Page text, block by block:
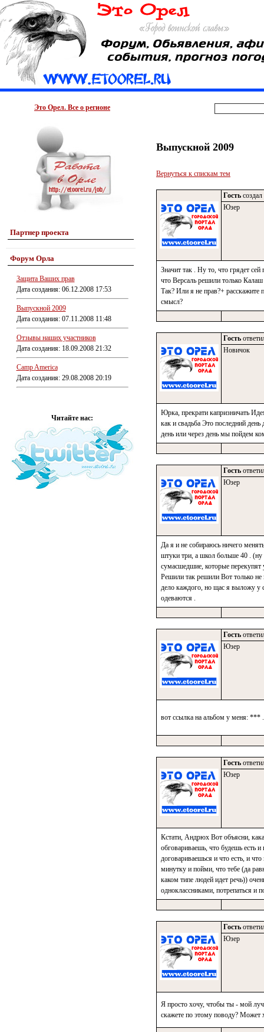
Это Орел. Все о регионе
Партнер проекта
Форум Орла
Защита Ваших прав
Дата создания: 06.12.2008 17:53
Выпускной 2009
Дата создания: 07.11.2008 11:48
Отзывы наших участников
Дата создания: 18.09.2008 21:32
Camp America
Дата создания: 29.08.2008 20:19
Читайте нас:
Выпускной 2009
Вернуться к спискам тем
Гость
Юзер
Значит так . Ну то, что грядет
что Версаль решили только
Так? Или я не прав?+ расскажите
смысл?
Гость
Новичок
Юрка, прекрати капризничать
как и свадьба Это последний
день или через день мы пойдем
Гость
Юзер
Да я и не собираюсь ничего
штуки три, а школ больше 40 . (ну
сумасшедшие, которые перекупят
Решили так решили Вот только не
дело каждого, но щас я выложу у
одеваются .
Гость
Юзер
вот ссылка на альбом у меня: *** .
Гость
Юзер
Кстати, Андрюх Вот объясни,
обговариваешь, что будешь есть
договариваешься и что есть, и
минутку и пойми, что тебе (да
каком типе людей идет речь))
одноклассниками, потрепаться
Гость
Юзер
Я просто хочу, чтобы ты - мой
скажете по этому поводу? Может